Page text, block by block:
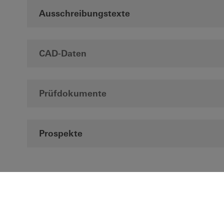
Ausschreibungstexte
CAD-Daten
Prüfdokumente
Prospekte